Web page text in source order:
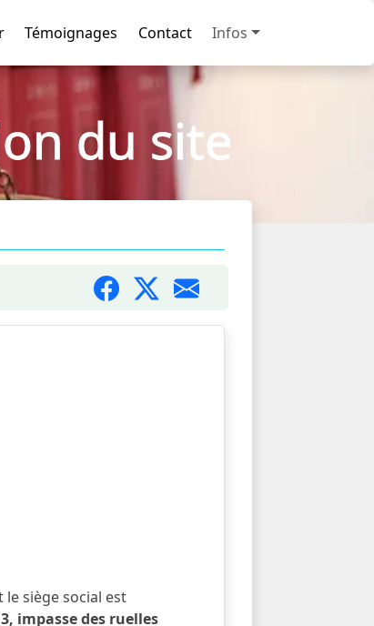
Témoignages Contact Infos
du site
le siège social est
3, impasse des ruelles